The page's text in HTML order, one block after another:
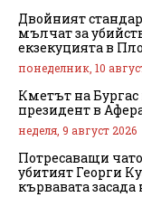
Двойният
мълчат за
екзекуцията в
понеделник, 10
Кметът на Бургас
президент в
неделя, 9 август 2026
Потресаващи
убитият Георги
кървавата